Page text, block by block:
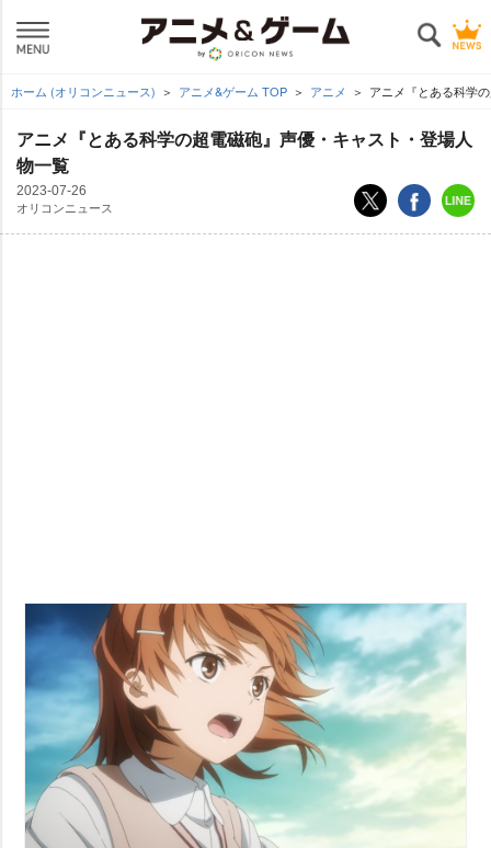
ホーム (オリコンニュース) アニメ&ゲーム TOP アニメ アニメ『とある科学
アニメ『とある科学の超電磁砲』声優・キャスト・登場人
物一覧
2023-07-26
オリコンニュース